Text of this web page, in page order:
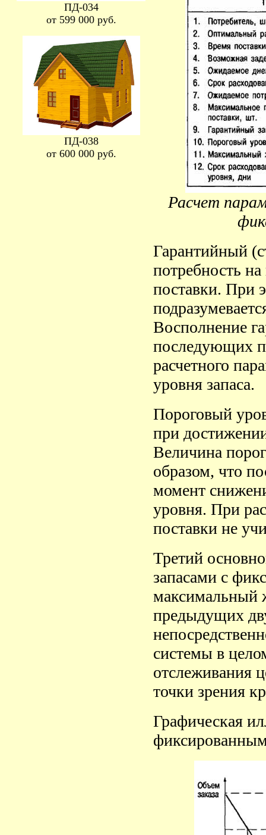
ПД-034
от 599 000 руб.
ПД-038
от 600 000 руб.
Расчет
Гарантийный
потребность
поставки. При
Восполнение
последующих
расчетного
уровня запаса.
Пороговый
при
Величина
образом, что
момент
уровня. При
поставки не
Третий
запасами с
максимальный
предыдущих
системы в
отслеживания
точки зрения
Графическая
фиксированным